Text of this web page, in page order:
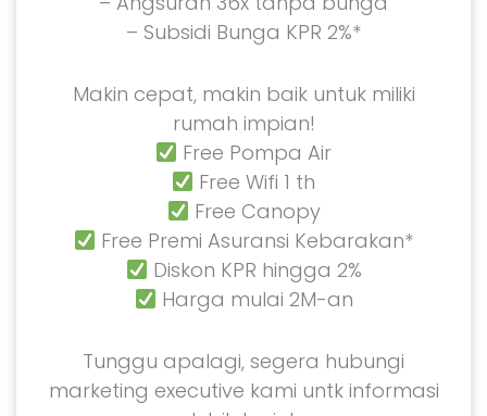
– Subsidi Bunga KPR 2%*
Makin cepat, makin baik untuk miliki
rumah impian!
Free Pompa Air
Free Wifi 1 th
Free Canopy
Free Premi Asuransi Kebarakan*
Diskon KPR hingga 2%
Harga mulai 2M-an
Tunggu apalagi, segera hubungi
marketing executive kami untk informasi